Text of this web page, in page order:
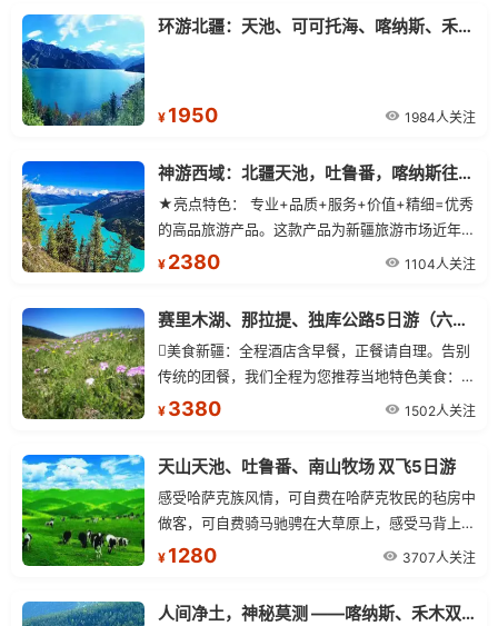
环游北疆：天池、可可托海、喀纳斯、禾木村、五彩滩、魔鬼城往返7日游
¥ 1950 1984人关注
神游西域：北疆天池，吐鲁番，喀纳斯往返7日游
★亮点特色： 专业+品质+服务+价值+精细=优秀
的高品旅游产品。这款产品为新疆旅游市场近年
来，最能满足高端旅游者需求之作。
¥ 2380 1104人关注
赛里木湖、那拉提、独库公路5日游（六月、七月）
美食新疆：全程酒店含早餐，正餐请自理。告别
传统的团餐，我们全程为您推荐当地特色美食：大
盘鸡、抓饭、拌面、烤肉、清炖羊肉、烤包子、面
¥ 3380 1502人关注
天山天池、吐鲁番、南山牧场 双飞5日游
感受哈萨克族风情，可自费在哈萨克牧民的毡房中
做客，可自费骑马驰骋在大草原上，感受马背上民
族的豪迈与奔放。
¥ 1280 3707人关注
人间净土，神秘莫测 ——喀纳斯、禾木双卧五日游（品质含五彩滩）